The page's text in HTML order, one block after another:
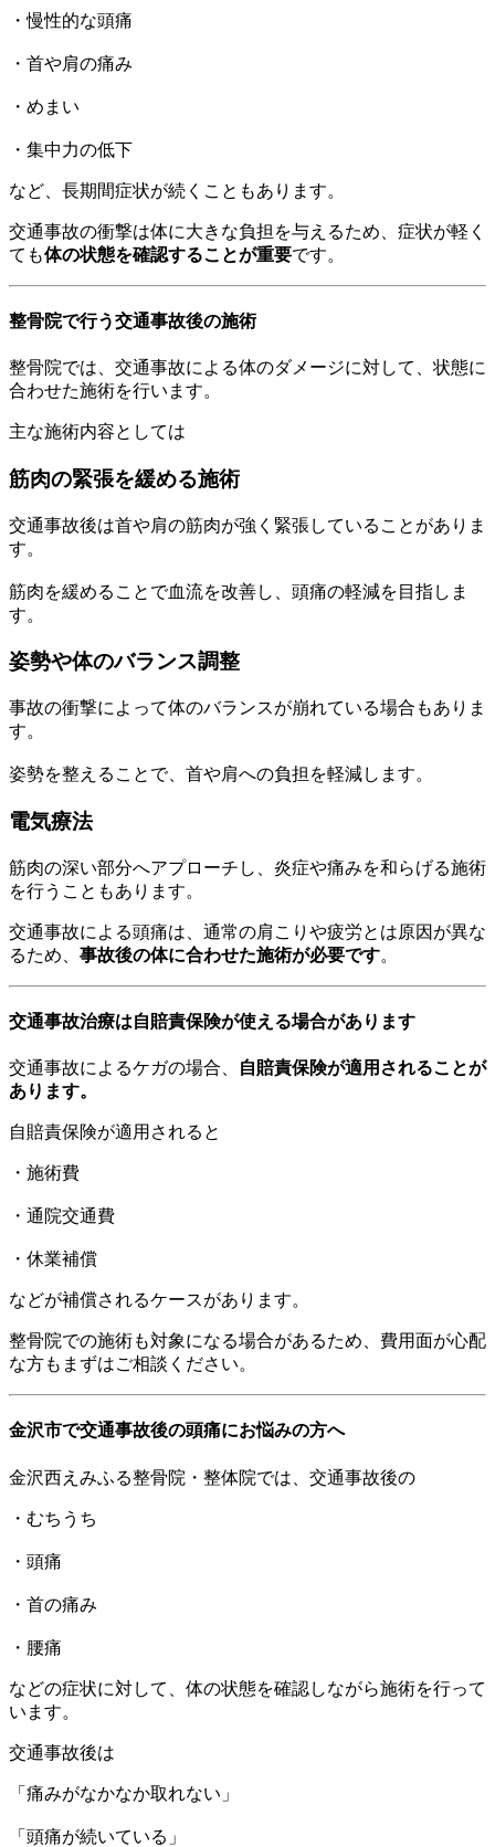
・慢性的な頭痛
・首や肩の痛み
・めまい
・集中力の低下
など、長期間症状が続くこともあります。
交通事故の衝撃は体に大きな負担を与えるため、症状が軽く
ても体の状態を確認することが重要です。
整骨院で行う交通事故後の施術
整骨院では、交通事故による体のダメージに対して、状態に
合わせた施術を行います。
主な施術内容としては
筋肉の緊張を緩める施術
交通事故後は首や肩の筋肉が強く緊張していることがありま
す。
筋肉を緩めることで血流を改善し、頭痛の軽減を目指しま
す。
姿勢や体のバランス調整
事故の衝撃によって体のバランスが崩れている場合もありま
す。
姿勢を整えることで、首や肩への負担を軽減します。
電気療法
筋肉の深い部分へアプローチし、炎症や痛みを和らげる施術
を行うこともあります。
交通事故による頭痛は、通常の肩こりや疲労とは原因が異な
るため、 事故後の体に合わせた施術が必要です。
交通事故治療は自賠責保険が使える場合があります
交通事故によるケガの場合、
自賠責保険が適用されることが
あります。
自賠責保険が適用されると
・施術費
・通院交通費
・休業補償
などが補償されるケースがあります。
整骨院での施術も対象になる場合があるため、費用面が心配
な方もまずはご相談ください。
金沢市で交通事故後の頭痛にお悩みの方へ
金沢西えみふる整骨院・整体院では、交通事故後の
・むちうち
・頭痛
・首の痛み
・腰痛
などの症状に対して、体の状態を確認しながら施術を行って
います。
交通事故後は
「痛みがなかなか取れない」
「頭痛が続いている」